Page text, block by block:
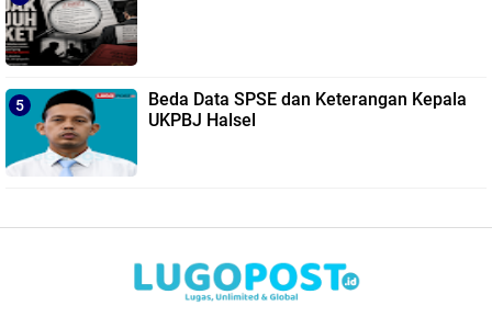
Beda Data SPSE dan Keterangan Kepala
UKPBJ Halsel